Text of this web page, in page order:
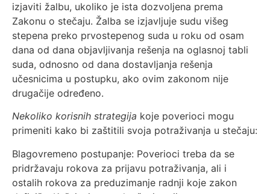
izjaviti žalbu, ukoliko je ista dozvoljena prema
Zakonu o stečaju. Žalba se izjavljuje sudu višeg
stepena preko prvostepenog suda u roku od osam
dana od dana objavljivanja rešenja na oglasnoj tabli
suda, odnosno od dana dostavljanja rešenja
učesnicima u postupku, ako ovim zakonom nije
drugačije određeno.
Nekoliko korisnih strategija koje poverioci mogu
primeniti kako bi zaštitili svoja potraživanja u stečaju:
Blagovremeno postupanje: Poverioci treba da se
pridržavaju rokova za prijavu potraživanja, ali i
ostalih rokova za preduzimanje radnji koje zakon